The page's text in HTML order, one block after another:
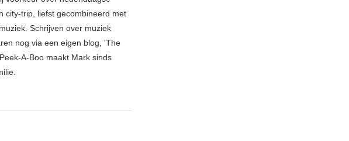
city-trip, liefst gecombineerd met
Schrijven over muziek
nog via een eigen blog, 'The
A-Boo maakt Mark sinds